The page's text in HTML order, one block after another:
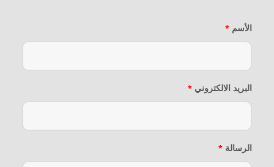
الأسم *
البريد الالكتروني *
الرسالة *